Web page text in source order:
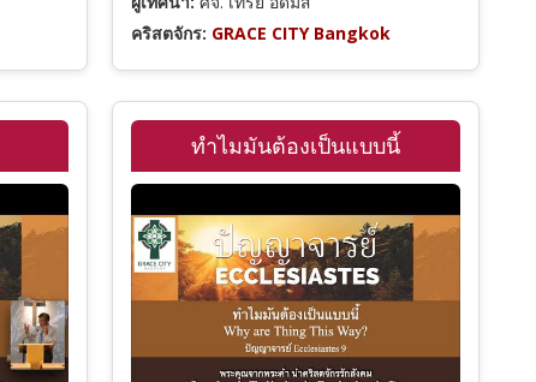
คริสตจักร: GRACE CITY Bangkok
ทำไมมันต้องเป็นแบบนี้